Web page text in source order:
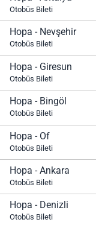
Otobüs Bileti
Hopa - Nevşehir
Otobüs Bileti
Hopa - Giresun
Otobüs Bileti
Hopa - Bingöl
Otobüs Bileti
Hopa - Of
Otobüs Bileti
Hopa - Ankara
Otobüs Bileti
Hopa - Denizli
Otobüs Bileti